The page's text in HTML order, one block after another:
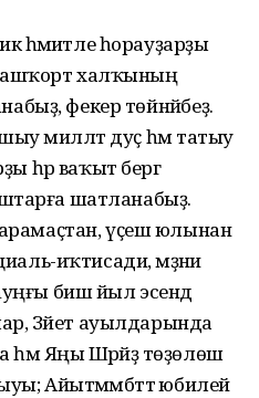
һорауҙарҙы
халҡының
фекер төйнәйбеҙ.
милләт дуҫ һәм татыу
һәр ваҡыт бергә
шатланабыҙ.
үҫеш юлынан
иҡтисади, мәҙәни
биш йыл эсендә
Зәйет ауылдарында
Яңы Шәрәйҙә төҙөлөш
Айытмәмбәттә юбилей